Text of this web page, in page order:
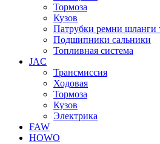
Тормоза
Кузов
Патрубки ремни шланги
Подшипники сальники
Топливная система
JAC
Трансмиcсия
Ходовая
Тормоза
Кузов
Электрика
FAW
HOWO